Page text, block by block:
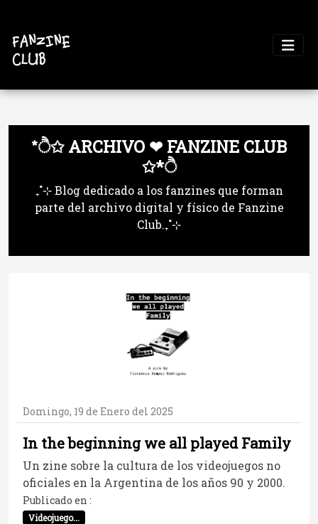
*ੈ✩ ARCHIVO ❤ FANZINE CLUB
✩*ੈ
₊˚⊹ Blog dedicado a los fanzines que forman
parte del archivo digital y físico de Fanzine
Club.₊˚⊹
Domingo, 19 de Enero del 2025
In the beginning we all played Family
Un zine sobre la cultura de los videojuegos no
oficiales en la Argentina de los años 90 y 2000.
Publicado en :
Videojuego...